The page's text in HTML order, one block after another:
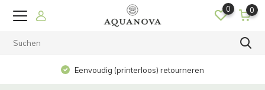
0 0
Eenvoudig (printerloos) retourneren